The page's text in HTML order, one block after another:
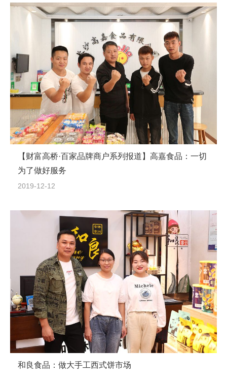
【财富高桥·百家品牌商户系列报道】高嘉食品：一切
为了做好服务
2019-12-12
和良食品：做大手工西式饼市场